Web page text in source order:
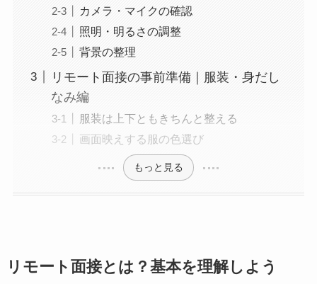
カメラ・マイクの確認
照明・明るさの調整
背景の整理
リモート面接の事前準備｜服装・身だし
なみ編
服装は上下ともきちんと整える
画面映えする服の色選び
もっと見る
リモート面接とは？基本を理解しよう